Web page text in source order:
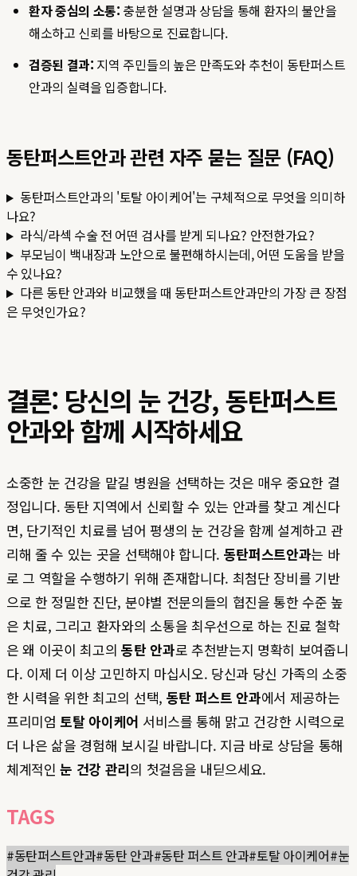
환자 중심의 소통: 충분한 설명과 상담을 통해 환자의 불안을
해소하고 신뢰를 바탕으로 진료합니다.
검증된 결과: 지역 주민들의 높은 만족도와 추천이 동탄퍼스트
안과의 실력을 입증합니다.
동탄퍼스트안과 관련 자주 묻는 질문 (FAQ)
동탄퍼스트안과의 '토탈 아이케어'는 구체적으로 무엇을 의미하
나요?
라식/라섹 수술 전 어떤 검사를 받게 되나요? 안전한가요?
부모님이 백내장과 노안으로 불편해하시는데, 어떤 도움을 받을
수 있나요?
다른 동탄 안과와 비교했을 때 동탄퍼스트안과만의 가장 큰 장점
은 무엇인가요?
결론: 당신의 눈 건강, 동탄퍼스트
안과와 함께 시작하세요
소중한 눈 건강을 맡길 병원을 선택하는 것은 매우 중요한 결
정입니다. 동탄 지역에서 신뢰할 수 있는 안과를 찾고 계신다
면, 단기적인 치료를 넘어 평생의 눈 건강을 함께 설계하고 관
리해 줄 수 있는 곳을 선택해야 합니다. 동탄퍼스트안과는 바
로 그 역할을 수행하기 위해 존재합니다. 최첨단 장비를 기반
으로 한 정밀한 진단, 분야별 전문의들의 협진을 통한 수준 높
은 치료, 그리고 환자와의 소통을 최우선으로 하는 진료 철학
은 왜 이곳이 최고의동탄 안과로 추천받는지 명확히 보여줍니
다. 이제 더 이상 고민하지 마십시오. 당신과 당신 가족의 소중
한 시력을 위한 최고의 선택, 동탄 퍼스트 안과에서 제공하는
프리미엄토탈 아이케어 서비스를 통해 맑고 건강한 시력으로
더 나은 삶을 경험해 보시길 바랍니다. 지금 바로 상담을 통해
체계적인눈 건강 관리의 첫걸음을 내딛으세요.
TAGS
#동탄퍼스트안과#동탄 안과#동탄 퍼스트 안과#토탈 아이케어#눈